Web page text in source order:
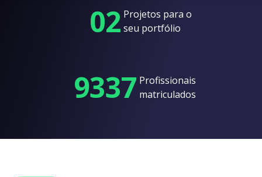
02 Projetos para o
seu portfólio
9337 Profissionais
matriculados